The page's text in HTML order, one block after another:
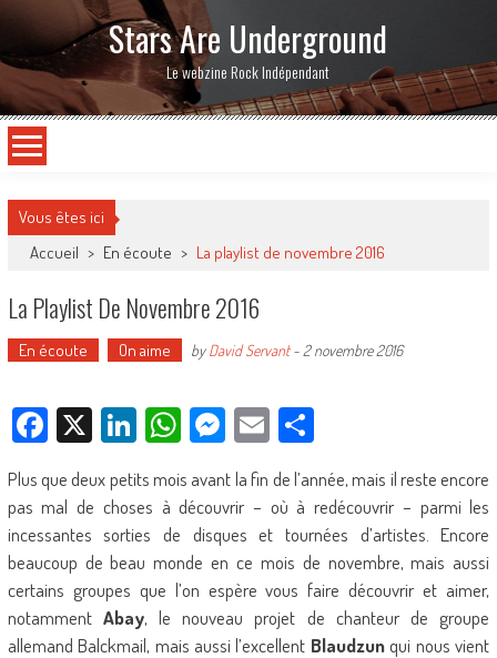
Stars Are Underground
Le webzine Rock Indépendant
Vous êtes ici
Accueil > En écoute > La playlist de novembre 2016
La Playlist De Novembre 2016
En écoute On aime byDavid Servant- 2 novembre 2016
Facebook
X LinkedIn
WhatsApp
Messenger
EmailPartager
Plus que deux petits mois avant la fin de l’année, mais il reste encore
pas mal de choses à découvrir – où à redécouvrir – parmi les
incessantes sorties de disques et tournées d’artistes. Encore
beaucoup de beau monde en ce mois de novembre, mais aussi
certains groupes que l’on espère vous faire découvrir et aimer,
notamment Abay, le nouveau projet de chanteur de groupe
allemand Balckmail, mais aussi l’excellent Blaudzunqui nous vient